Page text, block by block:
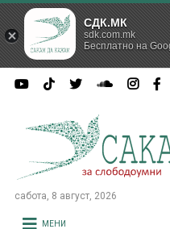
сабота, 8 август, 2026
МЕНИ
СДК.МК
sdk.com.mk
Бесплатно на